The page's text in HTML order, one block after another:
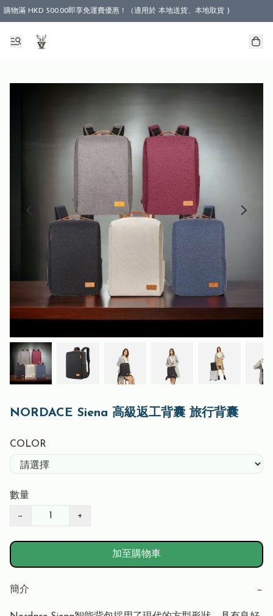
購物滿 HKD 500.00即享免運費優惠！（適用於 本地送貨、本地取貨 )
NORDACE Siena 高級返工背囊 旅行背囊
COLOR
數量
− +
加至購物車
簡介 −